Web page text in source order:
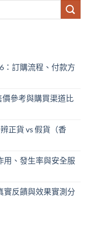
：訂購流程、付款方
參考與購買渠道比
正貨 vs 假貨（香
用、發生率與安全服
實反饋與效果實測分